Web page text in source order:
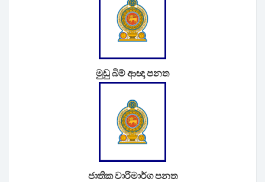
මුඩු බිම් ආඥා පනත
ජාතික වාරිමාර්ග පනත